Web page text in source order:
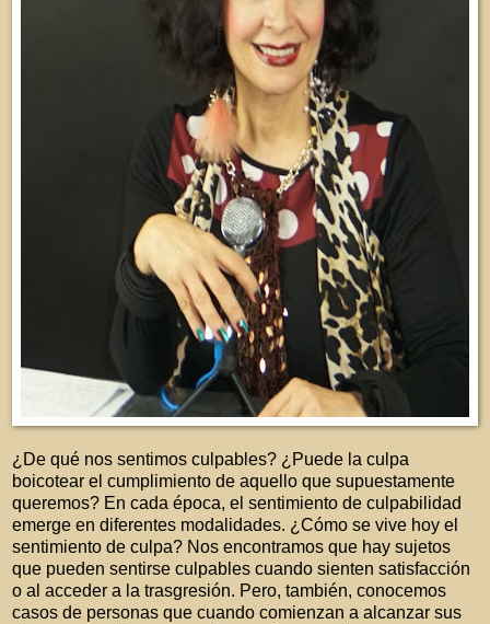
¿De qué nos sentimos culpables? ¿Puede la culpa
boicotear el cumplimiento de aquello que supuestamente
queremos? En cada época, el sentimiento de culpabilidad
emerge en diferentes modalidades. ¿Cómo se vive hoy el
sentimiento de culpa? Nos encontramos que hay sujetos
que pueden sentirse culpables cuando sienten satisfacción
o al acceder a la trasgresión. Pero, también, conocemos
casos de personas que cuando comienzan a alcanzar sus